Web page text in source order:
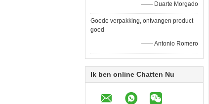
—— Duarte Morgado
Goede verpakking, ontvangen product
goed
—— Antonio Romero
Ik ben online Chatten Nu